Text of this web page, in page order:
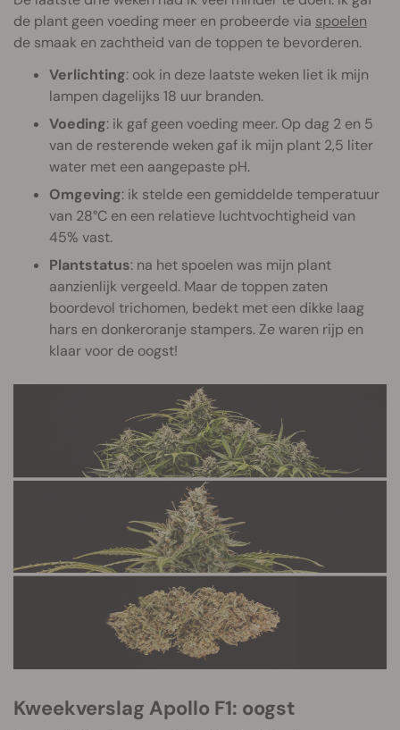
de plant geen voeding meer en probeerde via spoelen
de smaak en zachtheid van de toppen te bevorderen.
Verlichting: ook in deze laatste weken liet ik mijn
lampen dagelijks 18 uur branden.
Voeding: ik gaf geen voeding meer. Op dag 2 en 5
van de resterende weken gaf ik mijn plant 2,5 liter
water met een aangepaste pH.
Omgeving: ik stelde een gemiddelde temperatuur
van 28°C en een relatieve luchtvochtigheid van
45% vast.
Plantstatus: na het spoelen was mijn plant
aanzienlijk vergeeld. Maar de toppen zaten
boordevol trichomen, bedekt met een dikke laag
hars en donkeroranje stampers. Ze waren rijp en
klaar voor de oogst!
Kweekverslag Apollo F1: oogst